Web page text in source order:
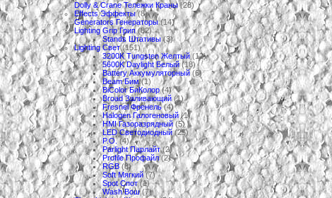
Dolly & Crane Тележки Краны(28)
Effects Эффекты(8)
Generators Генераторы(14)
Lighting Grip Грип(82)
Stands Штативы(3)
Lighting Свет(151)
3200K Tungsten Желтый(12)
5600K Daylight Белый(18)
Battery Аккумуляторный(6)
Beam Бим(1)
BiColor БиКолор(4)
Broad Заливающий(1)
Fresnel Френель(4)
Halogen Галогеновый(1)
HMI Газоразрядный(5)
LED Светодиодный(25)
P.O.(4)
Parlight Парлайт(2)
Profile Профайл(2)
RGB(8)
Soft Мягкий(7)
Spot Спот(1)
Wash Вош(7)